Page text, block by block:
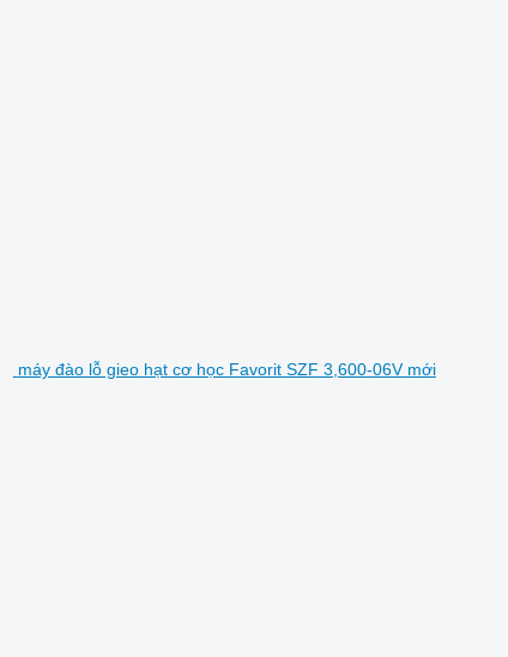
máy đào lỗ gieo hạt cơ học Favorit SZF 3,600-06V mới